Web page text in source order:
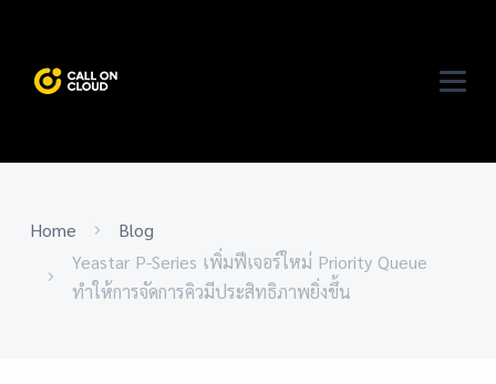
Home
Blog
Yeastar P-Series เพิ่มฟีเจอร์ใหม่ Priority Queue
ทำให้การจัดการคิวมีประสิทธิภาพยิ่งขึ้น